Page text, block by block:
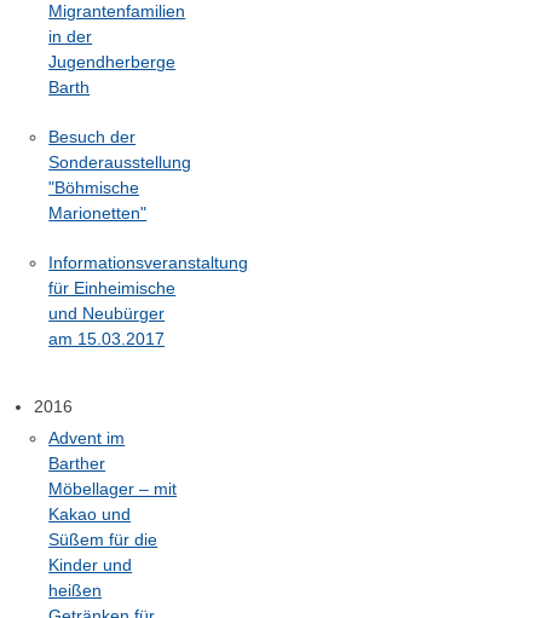
Migrantenfamilien
in der
Jugendherberge
Barth
Besuch der
Sonderausstellung
"Böhmische
Marionetten"
Informationsveranstaltung
für Einheimische
und Neubürger
am 15.03.2017
2016
Advent im
Barther
Möbellager – mit
Kakao und
Süßem für die
Kinder und
heißen